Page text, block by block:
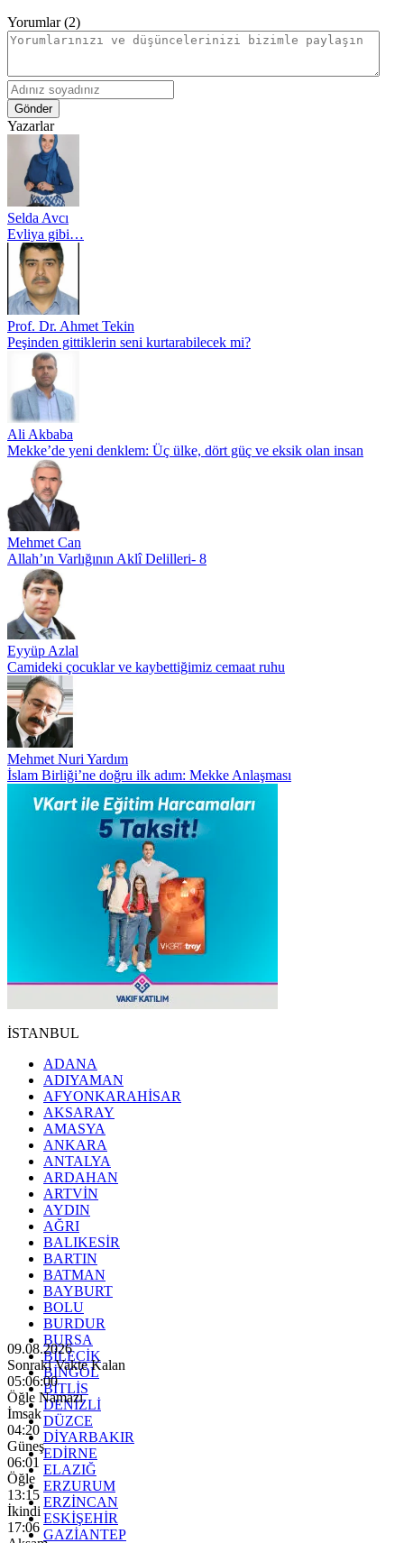
Yorumlar (2)
Gönder
Yazarlar
Selda Avcı
Evliya gibi…
Prof. Dr. Ahmet Tekin
Peşinden gittiklerin seni kurtarabilecek mi?
Ali Akbaba
Mekke’de yeni denklem: Üç ülke, dört güç ve eksik olan insan
Mehmet Can
Allah’ın Varlığının Aklî Delilleri- 8
Eyyüp Azlal
Camideki çocuklar ve kaybettiğimiz cemaat ruhu
Mehmet Nuri Yardım
İslam Birliği’ne doğru ilk adım: Mekke Anlaşması
İSTANBUL
ADANA
ADIYAMAN
AFYONKARAHİSAR
AKSARAY
AMASYA
ANKARA
ANTALYA
ARDAHAN
ARTVİN
AYDIN
AĞRI
BALIKESİR
BARTIN
BATMAN
BAYBURT
BOLU
BURDUR
BURSA
BİLECİK
BİNGÖL
BİTLİS
DENİZLİ
DÜZCE
DİYARBAKIR
EDİRNE
ELAZIĞ
ERZURUM
ERZİNCAN
ESKİŞEHİR
GAZİANTEP
09.08.2026
Sonraki Vakte Kalan
05:05:59
Öğle Namazı
İmsak
04:20
Güneş
06:01
Öğle
13:15
İkindi
17:06